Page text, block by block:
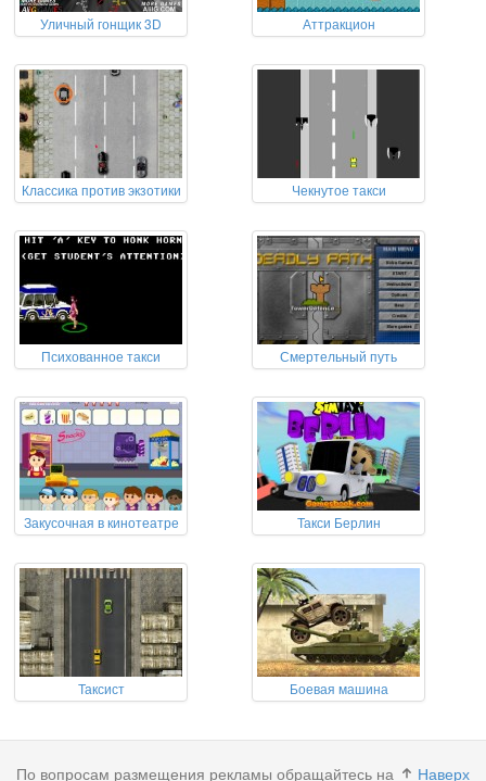
Уличный гонщик 3D Аттракцион
Классика против экзотики Чекнутое такси
Психованное такси Смертельный путь
Закусочная в кинотеатре Такси Берлин
Таксист Боевая машина
Наверх
По вопросам размещения рекламы обращайтесь на